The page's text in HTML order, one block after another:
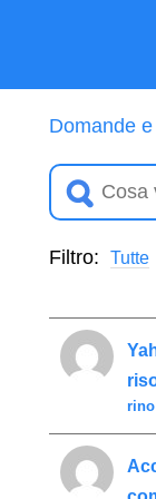
Domande
Filtro: Tutte
rino